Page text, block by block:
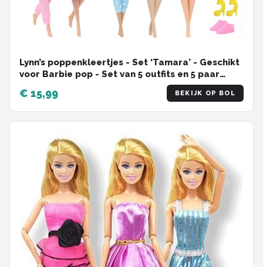
Lynn’s poppenkleertjes - Set ‘Tamara' - Geschikt
voor Barbie pop - Set van 5 outfits en 5 paar
schoenen - Kleding voor modepoppen -
Cadeauzakje
€ 15,99 BEKIJK OP BOL